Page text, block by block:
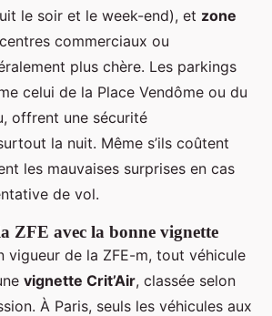
le soir et le week-end), et zone
commerciaux ou
plus chère. Les parkings
celui de la Place Vendôme ou du
offrent une sécurité
la nuit. Même s’ils coûtent
les mauvaises surprises en cas
de vol.
ZFE avec la bonne vignette
vigueur de la ZFE-m, tout véhicule
vignette Crit’Air, classée selon
À Paris, seuls les véhicules aux